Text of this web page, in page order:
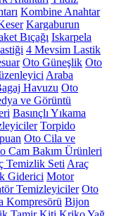
Kombine Anahtar
Kargaburun
Bıçağı Iskarpela
4 Mevsim Lastik
Oto Güneşlik Oto
Araba
Havuzu Oto
ve Görüntü
Basınçlı Yıkama
Torpido
Oto Cila ve
Cam Bakım Ürünleri
Temizlik Seti Araç
Giderici Motor
Temizleyiciler Oto
Kompresörü Bijon